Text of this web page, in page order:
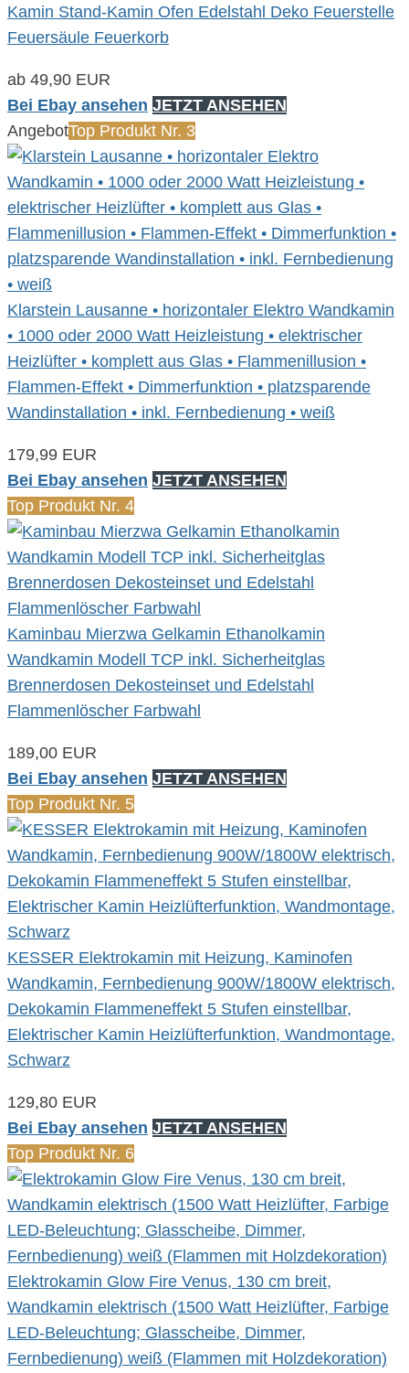
Kamin Stand-Kamin Ofen Edelstahl Deko Feuerstelle
Feuersäule Feuerkorb
ab 49,90 EUR
Bei Ebay ansehen JETZT ANSEHEN
AngebotTop Produkt Nr. 3
Klarstein Lausanne • horizontaler Elektro Wandkamin
• 1000 oder 2000 Watt Heizleistung • elektrischer
Heizlüfter • komplett aus Glas • Flammenillusion •
Flammen-Effekt • Dimmerfunktion • platzsparende
Wandinstallation • inkl. Fernbedienung • weiß
179,99 EUR
Bei Ebay ansehen JETZT ANSEHEN
Top Produkt Nr. 4
Kaminbau Mierzwa Gelkamin Ethanolkamin
Wandkamin Modell TCP inkl. Sicherheitglas
Brennerdosen Dekosteinset und Edelstahl
Flammenlöscher Farbwahl
189,00 EUR
Bei Ebay ansehen JETZT ANSEHEN
Top Produkt Nr. 5
KESSER Elektrokamin mit Heizung, Kaminofen
Wandkamin, Fernbedienung 900W/1800W elektrisch,
Dekokamin Flammeneffekt 5 Stufen einstellbar,
Elektrischer Kamin Heizlüfterfunktion, Wandmontage,
Schwarz
129,80 EUR
Bei Ebay ansehen JETZT ANSEHEN
Top Produkt Nr. 6
Elektrokamin Glow Fire Venus, 130 cm breit,
Wandkamin elektrisch (1500 Watt Heizlüfter, Farbige
LED-Beleuchtung; Glasscheibe, Dimmer,
Fernbedienung) weiß (Flammen mit Holzdekoration)